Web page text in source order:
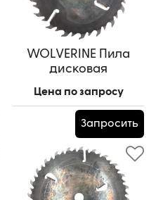
WOLVERINE Пила
дисковая
(13,5*7,5 мм-4шп.паза
под 90град.)
350*75*4,2/3,0/(18z+18)+4
Цена по запросу
Запросить